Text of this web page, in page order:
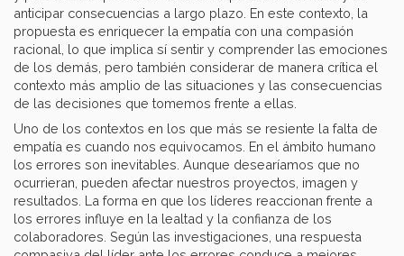
anticipar consecuencias a largo plazo. En este contexto, la
propuesta es enriquecer la empatía con una compasión
racional, lo que implica sí sentir y comprender las emociones
de los demás, pero también considerar de manera crítica el
contexto más amplio de las situaciones y las consecuencias
de las decisiones que tomemos frente a ellas.
Uno de los contextos en los que más se resiente la falta de
empatía es cuando nos equivocamos. En el ámbito humano
los errores son inevitables. Aunque desearíamos que no
ocurrieran, pueden afectar nuestros proyectos, imagen y
resultados. La forma en que los líderes reaccionan frente a
los errores influye en la lealtad y la confianza de los
colaboradores. Según las investigaciones, una respuesta